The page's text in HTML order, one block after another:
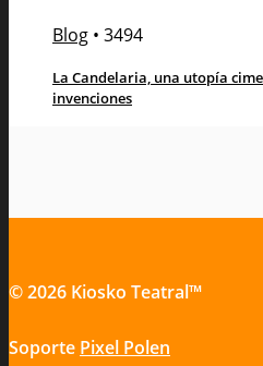
Blog • 3494
La Candelaria, una utopía
invenciones
© 2026 Kiosko Teatral™
Soporte Pixel Polen